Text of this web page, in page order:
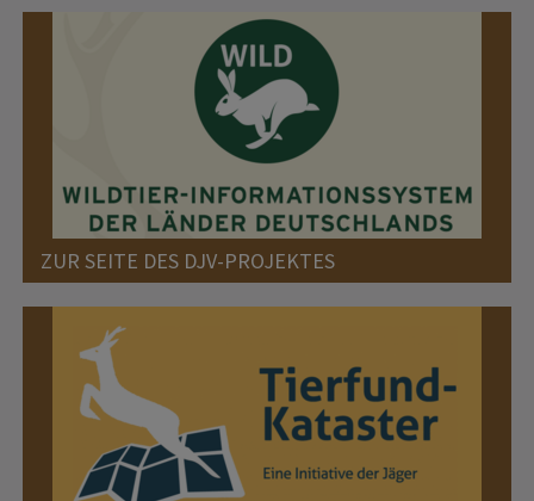
ZUR SEITE DES DJV-PROJEKTES